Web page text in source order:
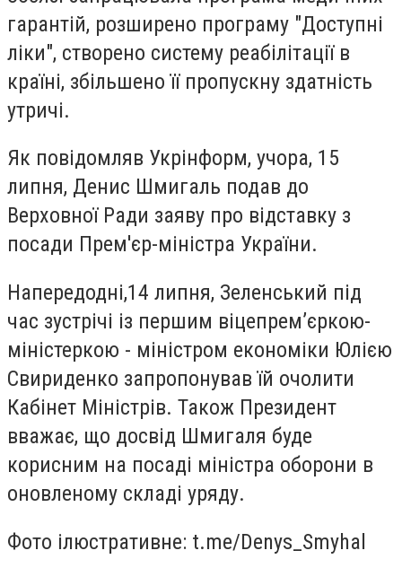
гарантій, розширено програму "Доступні
ліки", створено систему реабілітації в
країні, збільшено її пропускну здатність
утричі.
Як повідомляв Укрінформ, учора, 15
липня, Денис Шмигаль подав до
Верховної Ради заяву про відставку з
посади Прем'єр-міністра України.
Напередодні,14 липня, Зеленський під
час зустрічі із першим віцепремʼєркою-
міністеркою - міністром економіки Юлією
Свириденко запропонував їй очолити
Кабінет Міністрів. Також Президент
вважає, що досвід Шмигаля буде
корисним на посаді міністра оборони в
оновленому складі уряду.
Фото ілюстративне: t.me/Denys_Smyhal